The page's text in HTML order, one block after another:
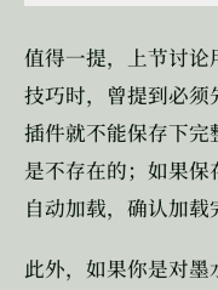
值得一提，上节讨论
技巧时，曾提到必须
插件就不能保存下完
是不存在的；如果
自动加载，确认加载
此外，如果你是对墨